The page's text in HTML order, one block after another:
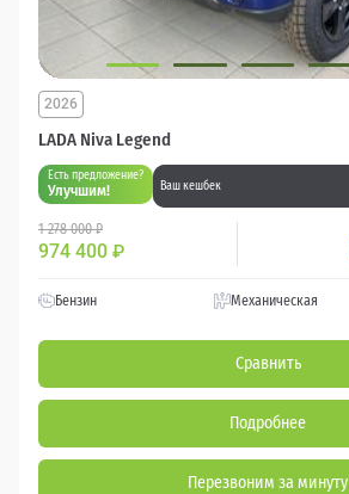
LADA Niva Legend
2026
Есть предложение?
Улучшим! Ваш кешбек
1 278 000 ₽
974 400 ₽
Бензин Механическая
Сравнить
Подробнее
Перезвоним за минуту